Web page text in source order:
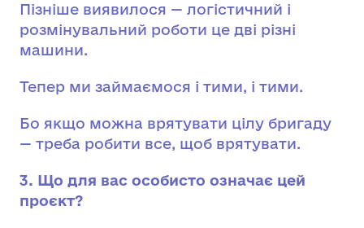
Пізніше виявилося — логістичний і
розмінувальний роботи це дві різні
машини.
Тепер ми займаємося і тими, і тими.
Бо якщо можна врятувати цілу бригаду
— треба робити все, щоб врятувати.
3. Що для вас особисто означає цей
проєкт?